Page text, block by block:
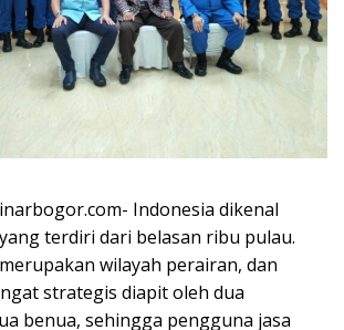
Indonesia dikenal
terdiri dari belasan ribu pulau.
wilayah perairan, dan
strategis diapit oleh dua
benua, sehingga pengguna jasa